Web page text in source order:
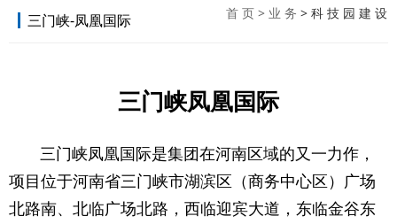
三门峡-凤凰国际 首 页 > 业 务 > 科 技 园 建 设
三门峡凤凰国际
三门峡凤凰国际是集团在河南区域的又一力作，
项目位于河南省三门峡市湖滨区（商务中心区）广场
北路南、北临广场北路，西临迎宾大道，东临金谷东